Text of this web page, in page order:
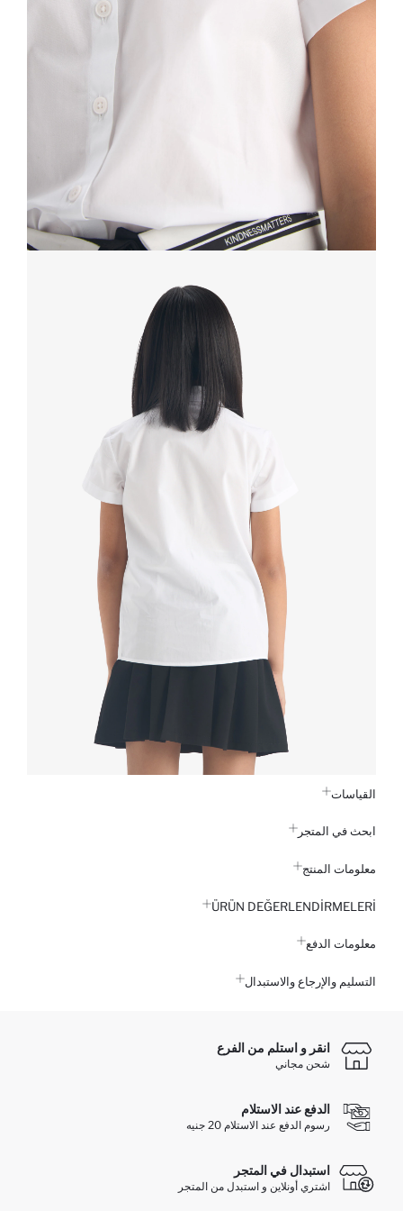
القياسات
ابحث في المتجر
معلومات المنتج
ÜRÜN DEĞERLENDİRMELERİ
معلومات الدفع
التسليم والإرجاع والاستبدال
انقر و استلم من الفرع
شحن مجاني
الدفع عند الاستلام
رسوم الدفع عند الاستلام 20 جنيه
استبدال في المتجر
اشتري أونلاين و استبدل من المتجر